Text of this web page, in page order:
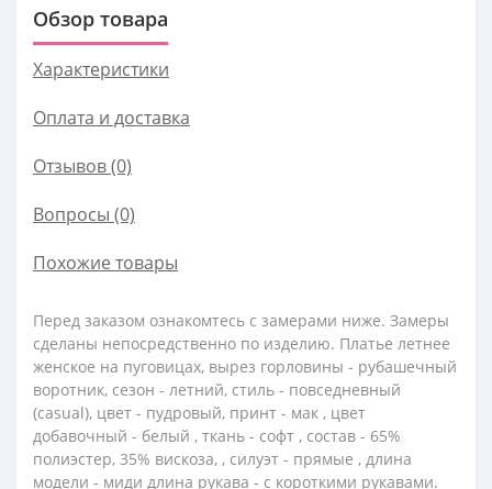
Обзор товара
Характеристики
Оплата и доставка
Отзывов (0)
Вопросы (0)
Похожие товары
Перед заказом ознакомтесь с замерами ниже. Замеры
сделаны непосредственно по изделию. Платье летнее
женское на пуговицах, вырез горловины - рубашечный
воротник, сезон - летний, стиль - повседневный
(casual), цвет - пудровый, принт - мак , цвет
добавочный - белый , ткань - софт , состав - 65%
полиэстер, 35% вискоза, , силуэт - прямые , длина
модели - миди длина рукава - с короткими рукавами.